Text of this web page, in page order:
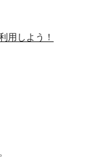
用しよう！